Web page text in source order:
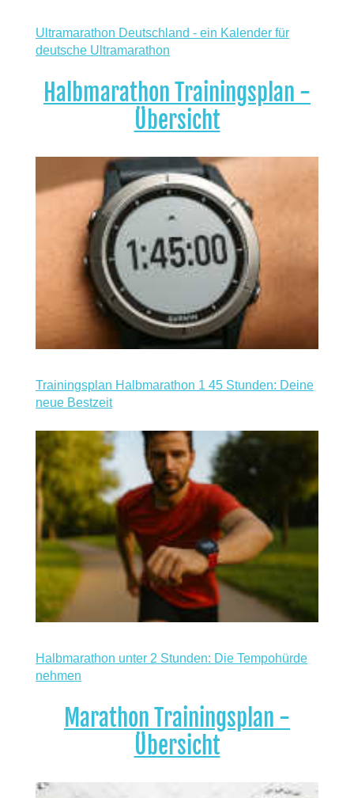
Ultramarathon Deutschland - ein Kalender für
deutsche Ultramarathon
Halbmarathon Trainingsplan -
Übersicht
Trainingsplan Halbmarathon 1 45 Stunden: Deine
neue Bestzeit
Halbmarathon unter 2 Stunden: Die Tempohürde
nehmen
Marathon Trainingsplan -
Übersicht